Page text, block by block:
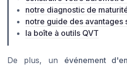
notre diagnostic de
notre guide des avantages
la boîte à outils QVT
De plus, un événement